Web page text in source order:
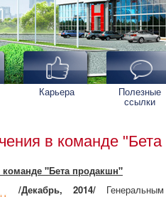
Карьера Полезные
ссылки
в команде
"Бета продакшн"
/Декабрь, 2014/